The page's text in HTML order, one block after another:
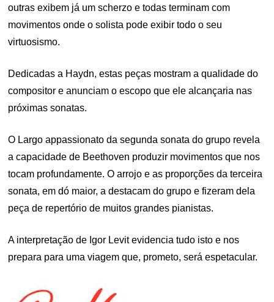
outras exibem já um scherzo e todas terminam com
movimentos onde o solista pode exibir todo o seu
virtuosismo.
Dedicadas a Haydn, estas peças mostram a qualidade do
compositor e anunciam o escopo que ele alcançaria nas
próximas sonatas.
O Largo appassionato da segunda sonata do grupo revela
a capacidade de Beethoven produzir movimentos que nos
tocam profundamente. O arrojo e as proporções da terceira
sonata, em dó maior, a destacam do grupo e fizeram dela
peça de repertório de muitos grandes pianistas.
A interpretação de Igor Levit evidencia tudo isto e nos
prepara para uma viagem que, prometo, será espetacular.